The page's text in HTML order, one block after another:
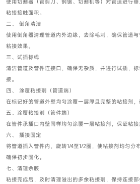
使用切割器（管剪刀、钢锯、切割机等）对管道进行
粘接接触面积。
二、 倒角清洁
使用倒角器清理管道内外边缘，去除毛刺，确保管道
粘接效果。
三、试插标线
清洁管道及管件连接口，确保无杂质，并进行试插，
接。
四、 涂覆粘接剂（管道端）
在标记好的管道外壁均匀涂覆一层厚且完整的粘接剂，
五、涂覆粘接剂（管件端）
在管件承插口内壁同样均匀涂覆一层粘接剂，保证粘接
六、 插接固定
将管道插入管件内，旋转1/4至1/2圈，使粘接剂均匀分
确保初步固化。
七、清理余胶
粘接完成后，及时清理溢出的多余粘接剂，保持连接部